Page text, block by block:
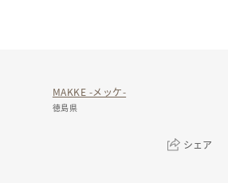
MAKKE -メッケ-
徳島県
シェア